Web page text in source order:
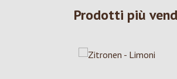
Prodotti più